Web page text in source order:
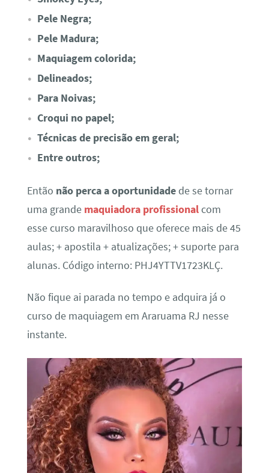
Pele Negra;
Pele Madura;
Maquiagem colorida;
Delineados;
Para Noivas;
Croqui no papel;
Técnicas de precisão em geral;
Entre outros;
Então não perca a oportunidadede se tornar
uma grande maquiadora profissionalcom
esse curso maravilhoso que oferece mais de 45
aulas; + apostila + atualizações; + suporte para
alunas. Código interno: PHJ4YTTV1723KLÇ.
Não fique ai parada no tempo e adquira já o
curso de maquiagem em Araruama RJ nesse
instante.